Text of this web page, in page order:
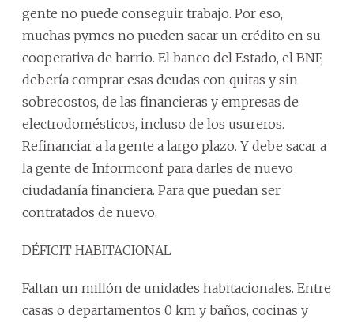
gente no puede conseguir trabajo. Por eso,
muchas pymes no pueden sacar un crédito en su
cooperativa de barrio. El banco del Estado, el BNF,
debería comprar esas deudas con quitas y sin
sobrecostos, de las financieras y empresas de
electrodomésticos, incluso de los usureros.
Refinanciar a la gente a largo plazo. Y debe sacar a
la gente de Informconf para darles de nuevo
ciudadanía financiera. Para que puedan ser
contratados de nuevo.
DÉFICIT HABITACIONAL
Faltan un millón de unidades habitacionales. Entre
casas o departamentos 0 km y baños, cocinas y